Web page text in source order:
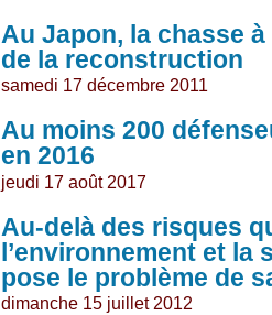
Au Japon, la chasse
de la reconstruction
samedi 17 décembre 2011
Au moins 200
en 2016
jeudi 17 août 2017
Au-delà des risques
l’environnement et la
pose le problème de
dimanche 15 juillet 2012